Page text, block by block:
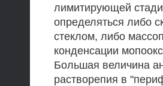
лимитирующей
определяться либо
стеклом, либо
конденсации
Большая величина
растворепия в